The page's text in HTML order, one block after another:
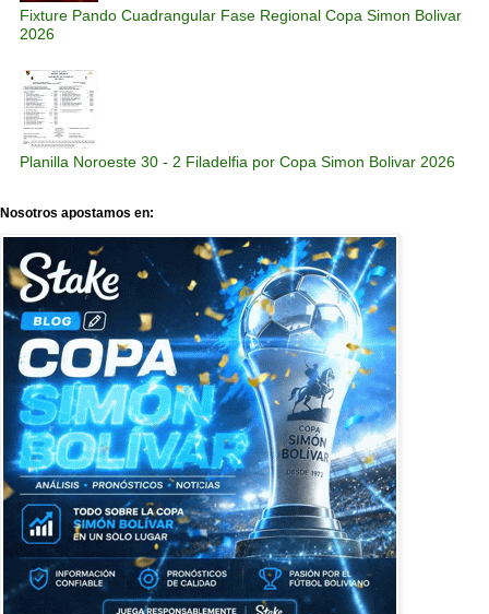
Fixture Pando Cuadrangular Fase Regional Copa Simon Bolivar
2026
Planilla Noroeste 30 - 2 Filadelfia por Copa Simon Bolivar 2026
Nosotros apostamos en: